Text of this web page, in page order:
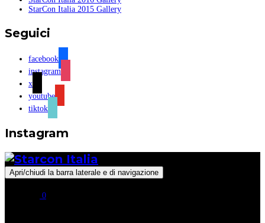
StarCon Italia 2015 Gallery
Seguici
facebook
instagram
x
youtube
tiktok
Instagram
Apri/chiudi la barra laterale e di navigazione
0